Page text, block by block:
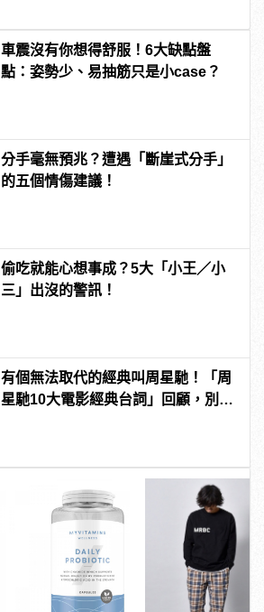
車震沒有你想得舒服！6大缺點盤
點：姿勢少、易抽筋只是小case？
分手毫無預兆？遭遇「斷崖式分手」
的五個情傷建議！
偷吃就能心想事成？5大「小王／小
三」出沒的警訊！
有個無法取代的經典叫周星馳！「周
星馳10大電影經典台詞」回顧，別說